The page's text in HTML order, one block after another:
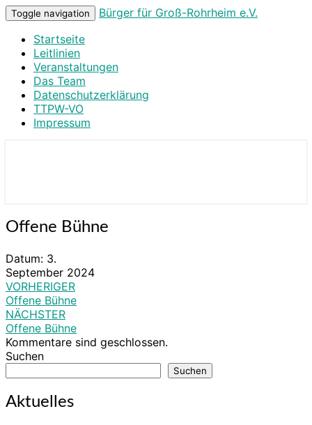
Toggle navigation
Bürger für Groß-Rohrheim e.V.
Startseite
Leitlinien
Veranstaltungen
Das Team
Datenschutzerklärung
TTPW-VO
Impressum
Offene
Offene Bühne
Datum: 3.
September 2024
Beitragsnavigation
VORHERIGER
Offene Bühne
NÄCHSTER
Offene Bühne
Kommentare sind geschlossen.
Suchen
Suchen
Aktuelles